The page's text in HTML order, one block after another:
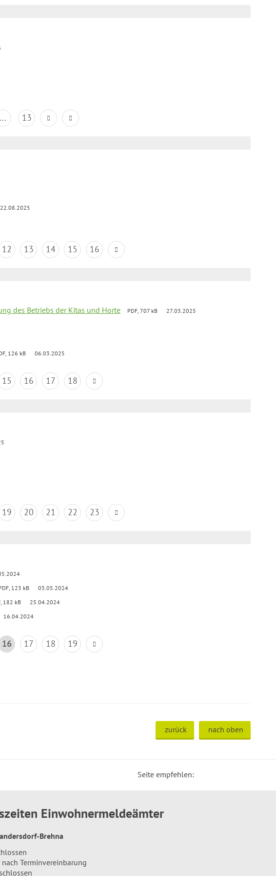
... 13
22.08.2025
12 13 14 15 16
des Betriebs der Kitas und Horte PDF, 707 kB 27.03.2025
126 kB 06.03.2025
15 16 17 18
19 20 21 22 23
123 kB 03.05.2024
182 kB 25.04.2024
16.04.2024
16 17 18 19
zurück nach oben
Seite empfehlen:
Einwohnermeldeämter
Brehna
Terminvereinbarung